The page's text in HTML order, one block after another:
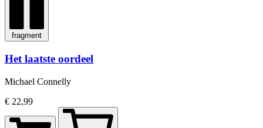
fragment
Het laatste oordeel
Michael Connelly
€ 22,99